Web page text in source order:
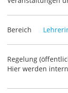
Bereich
Regelung
Hier werden